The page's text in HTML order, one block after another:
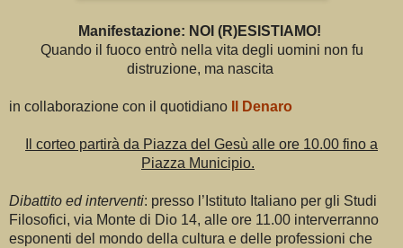
Manifestazione: NOI (R)ESISTIAMO!
Quando il fuoco entrò nella vita degli uomini non fu
distruzione, ma nascita
in collaborazione con il quotidiano Il Denaro
Il corteo partirà da Piazza del Gesù alle ore 10.00 fino a
Piazza Municipio.
Dibattito ed interventi: presso l’Istituto Italiano per gli Studi
Filosofici, via Monte di Dio 14, alle ore 11.00 interverranno
esponenti del mondo della cultura e delle professioni che